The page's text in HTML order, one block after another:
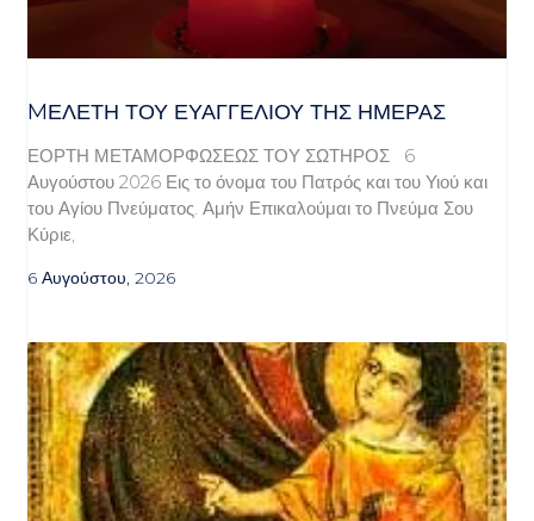
MΕΛΈΤΗ ΤΟΥ ΕΥΑΓΓΕΛΊΟΥ ΤΗΣ ΗΜΈΡΑΣ
ΕΟΡΤΗ ΜΕΤΑΜΟΡΦΩΣΕΩΣ ΤΟΥ ΣΩΤΗΡΟΣ 6
Αυγούστου 2026 Εις το όνομα του Πατρός και του Υιού και
του Αγίου Πνεύματος. Αμήν Επικαλούμαι το Πνεύμα Σου
Κύριε,
6 Αυγούστου, 2026